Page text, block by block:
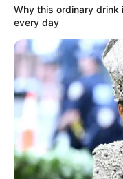
Why this ordinary
every day